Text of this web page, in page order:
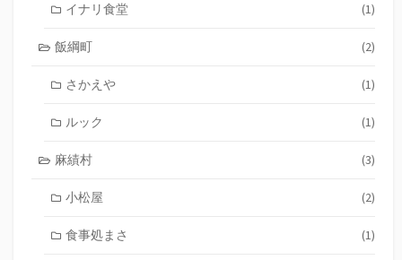
イナリ食堂 (1)
飯綱町 (2)
さかえや (1)
ルック (1)
麻績村 (3)
小松屋 (2)
食事処まさ (1)